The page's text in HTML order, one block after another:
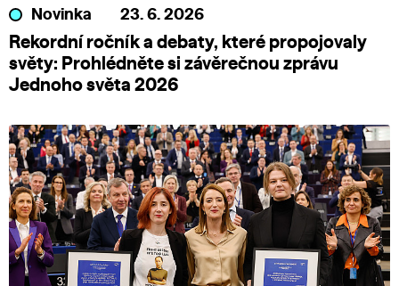
Novinka 23. 6. 2026
Rekordní ročník a debaty, které propojovaly
světy: Prohlédněte si závěrečnou zprávu
Jednoho světa 2026